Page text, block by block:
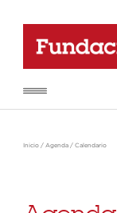
Inicio / Agenda / Calendario